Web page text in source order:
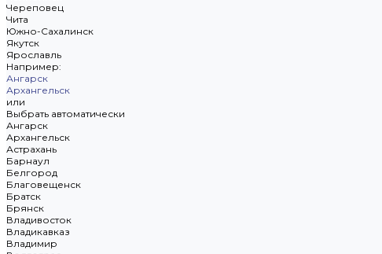
Череповец
Чита
Южно-Сахалинск
Якутск
Ярославль
Например:
Ангарск
Архангельск
или
Выбрать автоматически
Ангарск
Архангельск
Астрахань
Барнаул
Белгород
Благовещенск
Братск
Брянск
Владивосток
Владикавказ
Владимир